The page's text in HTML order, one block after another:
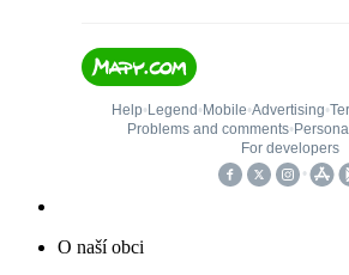
O naší obci